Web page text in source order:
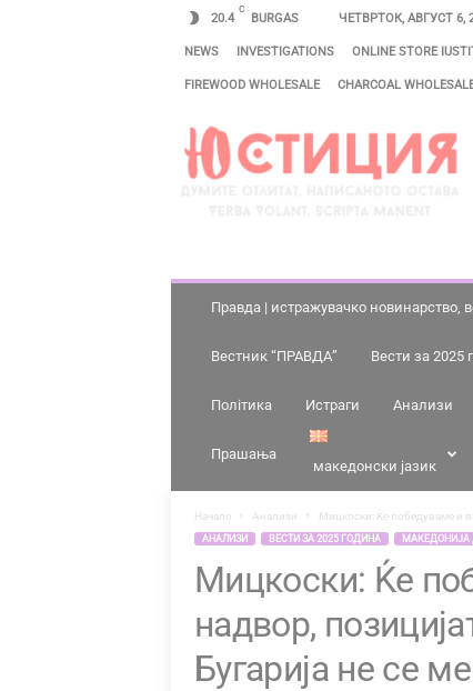
20.4
C
BURGAS ЧЕТВРТОК, АВГУСТ 6,
NEWS INVESTIGATIONS ONLINE STORE
FIREWOOD WHOLESALE CHARCOAL
А
И
Правда | истражувачко новинарство,
Вестник “ПРАВДА” Вести за 2025
Політика Истраги Анализи
Прашања
македонски јазик
Начало Анализи Мицкоски: Ќе победуваме и
АНАЛИЗИ ВЕСТИ ЗА 2025 ГОДИНА МАКЕДОНИЈА
Мицкоски: Ќе
надвор,
Бугарија не се